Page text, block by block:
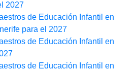
2027
de Educación Infantil en
para el 2027
de Educación Infantil en
de Educación Infantil en